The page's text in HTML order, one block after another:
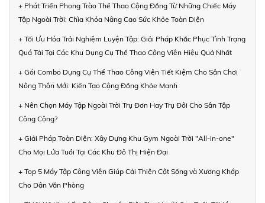
+ Phát Triển Phong Trào Thể Thao Cộng Đồng Từ Những Chiếc Máy
Tập Ngoài Trời: Chìa Khóa Nâng Cao Sức Khỏe Toàn Diện
+ Tối Ưu Hóa Trải Nghiệm Luyện Tập: Giải Pháp Khắc Phục Tình Trạng
Quá Tải Tại Các Khu Dụng Cụ Thể Thao Công Viên Hiệu Quả Nhất
+ Gói Combo Dụng Cụ Thể Thao Công Viên Tiết Kiệm Cho Sân Chơi
Nông Thôn Mới: Kiến Tạo Cộng Đồng Khỏe Mạnh
+ Nên Chọn Máy Tập Ngoài Trời Trụ Đơn Hay Trụ Đôi Cho Sân Tập
Công Cộng?
+ Giải Pháp Toàn Diện: Xây Dựng Khu Gym Ngoài Trời "All-in-one"
Cho Mọi Lứa Tuổi Tại Các Khu Đô Thị Hiện Đại
+ Top 5 Máy Tập Công Viên Giúp Cải Thiện Cột Sống và Xương Khớp
Cho Dân Văn Phòng